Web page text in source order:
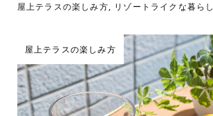
屋上テラスの楽しみ方, リゾートライクな暮らし
屋上テラスの楽しみ方